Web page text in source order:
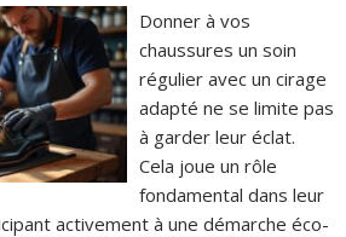
Donner à vos
chaussures un soin
régulier avec un cirage
adapté ne se limite pas
à garder leur éclat.
Cela joue un rôle
fondamental dans leur
activement à une démarche éco-